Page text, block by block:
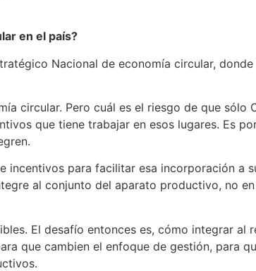
en el país?
Nacional de economía circular,
circular. Pero cuál es el riesgo de que sólo
que tiene trabajar en esos lugares. Es
incentivos para facilitar esa incorporación a
al conjunto del aparato productivo, no
El desafío entonces es, cómo integrar
que cambien el enfoque de gestión, para